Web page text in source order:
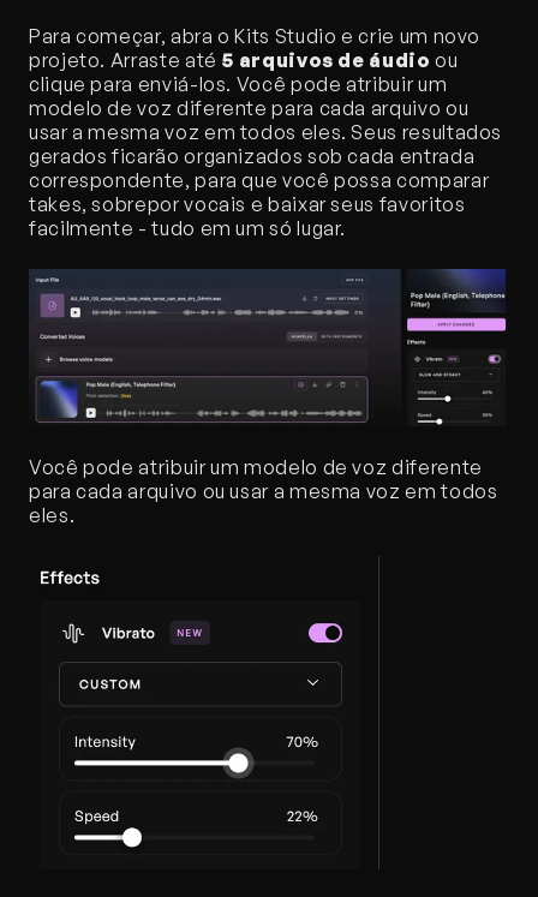
Para começar, abra o Kits Studio e crie um novo
projeto. Arraste até 5 arquivos de áudio ou
clique para enviá-los. Você pode atribuir um
modelo de voz diferente para cada arquivo ou
usar a mesma voz em todos eles. Seus resultados
gerados ficarão organizados sob cada entrada
correspondente, para que você possa comparar
takes, sobrepor vocais e baixar seus favoritos
facilmente - tudo em um só lugar.
Você pode atribuir um modelo de voz diferente
para cada arquivo ou usar a mesma voz em todos
eles.